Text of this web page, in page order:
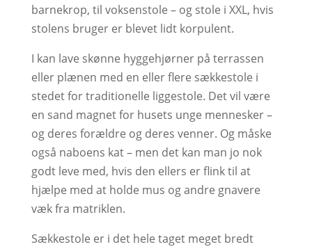
barnekrop, til voksenstole – og stole i XXL, hvis
stolens bruger er blevet lidt korpulent.
I kan lave skønne hyggehjørner på terrassen
eller plænen med en eller flere sækkestole i
stedet for traditionelle liggestole. Det vil være
en sand magnet for husets unge mennesker –
og deres forældre og deres venner. Og måske
også naboens kat – men det kan man jo nok
godt leve med, hvis den ellers er flink til at
hjælpe med at holde mus og andre gnavere
væk fra matriklen.
Sækkestole er i det hele taget meget bredt